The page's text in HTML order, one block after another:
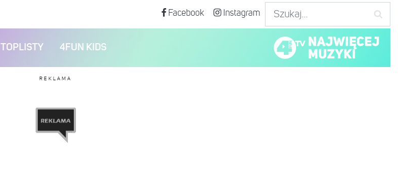
Facebook Instagram
TOPLISTY 4FUN KIDS
REKLAMA